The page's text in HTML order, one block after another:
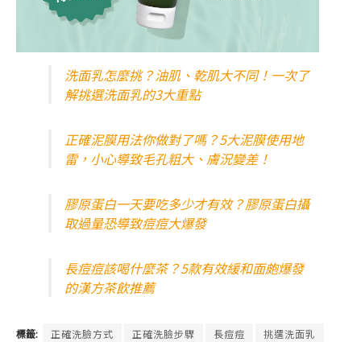
洗面乳怎麼挑？油肌、乾肌大不同！一次了
解挑選洗面乳的3大重點
正確泥膜用法你做對了嗎？5大泥膜使用地
雷，小心導致毛孔粗大、膚況變差！
膠原蛋白一天要吃多少才有效？膠原蛋白攝
取過量恐導致痘痘大爆發
長痘痘該喝什麼茶？5款有效緩和面皰爆發
的漢方茶飲推薦
標籤: 正確洗臉方式 正確洗臉步驟 長痘痘 挑選洗面乳